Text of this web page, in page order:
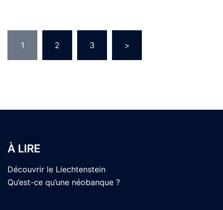
des
publications
1 2 3 >
À LIRE
Découvrir le Liechtenstein
Qu’est-ce qu’une néobanque ?